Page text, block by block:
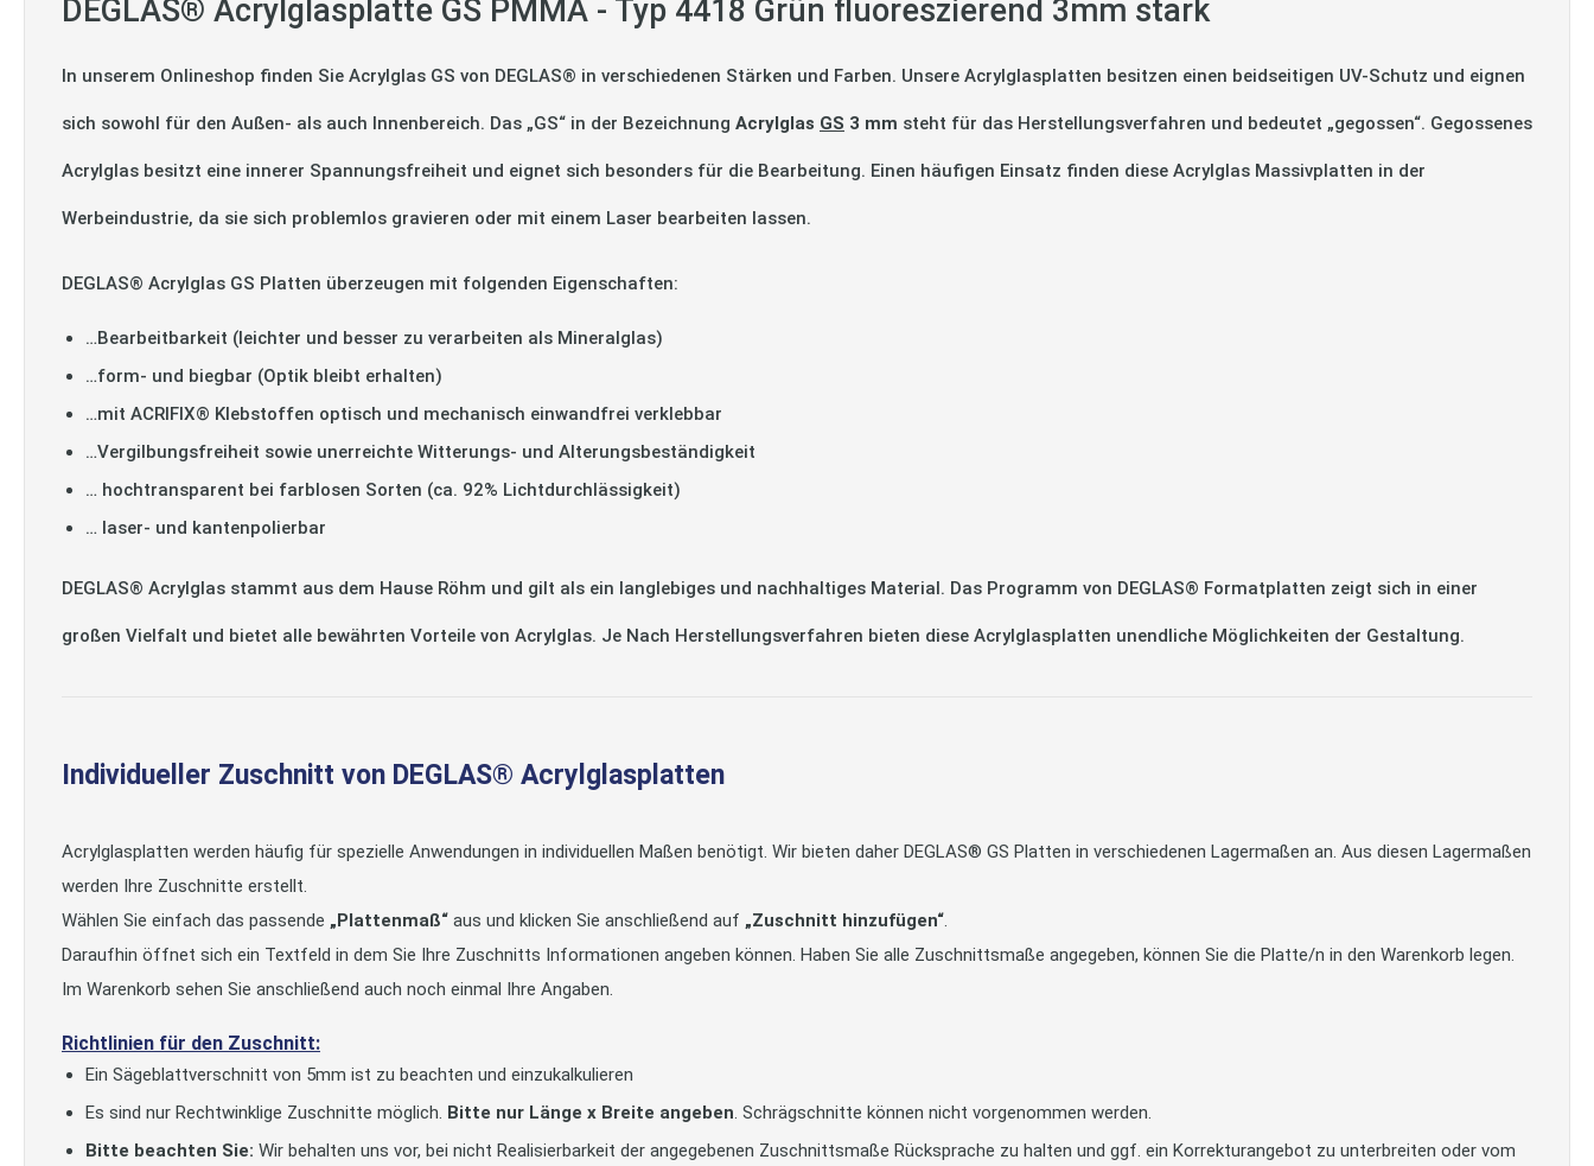
DEGLAS® Acrylglasplatte GS PMMA - Typ 4418 Grün fluoreszierend 3mm stark
In unserem Onlineshop finden Sie Acrylglas GS von DEGLAS® in verschiedenen Stärken und Farben. Unsere Acrylglasplatten besitzen einen beidseitigen UV-Schutz und eignen
sich sowohl für den Außen- als auch Innenbereich. Das „GS“ in der Bezeichnung Acrylglas GS 3 mm steht für das Herstellungsverfahren und bedeutet „gegossen“. Gegossenes
Acrylglas besitzt eine innerer Spannungsfreiheit und eignet sich besonders für die Bearbeitung. Einen häufigen Einsatz finden diese Acrylglas Massivplatten in der
Werbeindustrie, da sie sich problemlos gravieren oder mit einem Laser bearbeiten lassen.
DEGLAS® Acrylglas GS Platten überzeugen mit folgenden Eigenschaften:
…Bearbeitbarkeit (leichter und besser zu verarbeiten als Mineralglas)
…form- und biegbar (Optik bleibt erhalten)
…mit ACRIFIX® Klebstoffen optisch und mechanisch einwandfrei verklebbar
…Vergilbungsfreiheit sowie unerreichte Witterungs- und Alterungsbeständigkeit
… hochtransparent bei farblosen Sorten (ca. 92% Lichtdurchlässigkeit)
… laser- und kantenpolierbar
DEGLAS® Acrylglas stammt aus dem Hause Röhm und gilt als ein langlebiges und nachhaltiges Material. Das Programm von DEGLAS® Formatplatten zeigt sich in einer
großen Vielfalt und bietet alle bewährten Vorteile von Acrylglas. Je Nach Herstellungsverfahren bieten diese Acrylglasplatten unendliche Möglichkeiten der Gestaltung.
Individueller Zuschnitt von DEGLAS® Acrylglasplatten
Acrylglasplatten werden häufig für spezielle Anwendungen in individuellen Maßen benötigt. Wir bieten daher DEGLAS® GS Platten in verschiedenen Lagermaßen an. Aus diesen Lagermaßen
werden Ihre Zuschnitte erstellt.
Wählen Sie einfach das passende „Plattenmaß“ aus und klicken Sie anschließend auf „Zuschnitt hinzufügen“
Daraufhin öffnet sich ein Textfeld in dem Sie Ihre Zuschnitts Informationen angeben können. Haben Sie alle Zuschnittsmaße angegeben, können Sie die Platte/n in den Warenkorb legen.
Im Warenkorb sehen Sie anschließend auch noch einmal Ihre Angaben.
Richtlinien für den Zuschnitt:
Ein Sägeblattverschnitt von 5mm ist zu beachten und einzukalkulieren
Es sind nur Rechtwinklige Zuschnitte möglich. Bitte nur Länge x Breite angeben . Schrägschnitte können nicht vorgenommen werden.
Bitte beachten Sie: Wir behalten uns vor, bei nicht Realisierbarkeit der angegebenen Zuschnittsmaße Rücksprache zu halten und ggf. ein Korrekturangebot zu unterbreiten oder vom